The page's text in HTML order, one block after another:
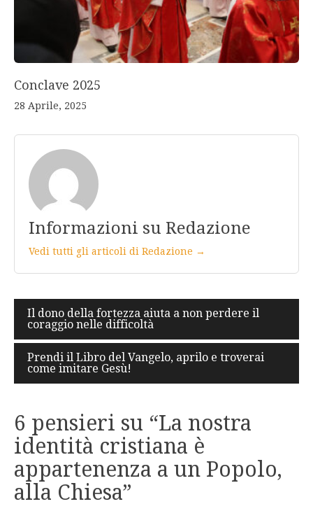
Conclave 2025
28 Aprile, 2025
Informazioni su Redazione
Vedi tutti gli articoli di Redazione →
Navigazione
articoli
Il dono della fortezza aiuta a non perdere il
coraggio nelle difficoltà
Prendi il Libro del Vangelo, aprilo e troverai
come imitare Gesù!
6 pensieri su “La nostra
identità cristiana è
appartenenza a un Popolo,
alla Chiesa”